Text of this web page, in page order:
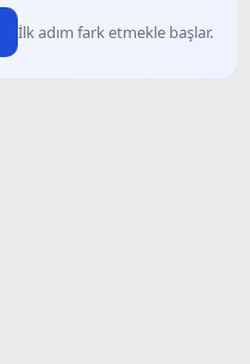
İlk adım fark etmekle başlar.